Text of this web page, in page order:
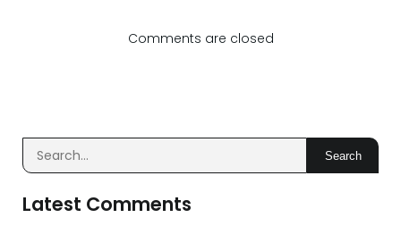
Comments are closed
Search
Latest Comments